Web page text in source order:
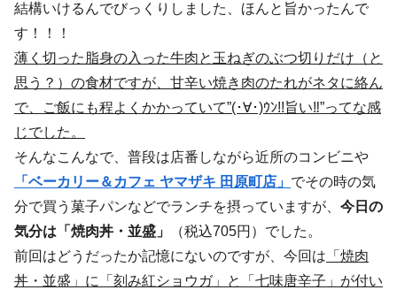
結構いけるんでびっくりしました、ほんと旨かったんで
す！！！
薄く切った脂身の入った牛肉と玉ねぎのぶつ切りだけ（と
思う？）の食材ですが、甘辛い焼き肉のたれがネタに絡ん
で、ご飯にも程よくかかっていて”(･∀･)ｳﾝ!!旨い‼”ってな感
じでした。
そんなこんなで、普段は店番しながら近所のコンビニや
「ベーカリー＆カフェ ヤマザキ 田原町店」 でその時の気
分で買う菓子パンなどでランチを摂っていますが、 今日の
気分は「焼肉丼・並盛」
（税込705円）でした。
前回はどうだったか記憶にないのですが、今回は 「焼肉
丼・並盛」に「刻み紅ショウガ」と「七味唐辛子」が付い